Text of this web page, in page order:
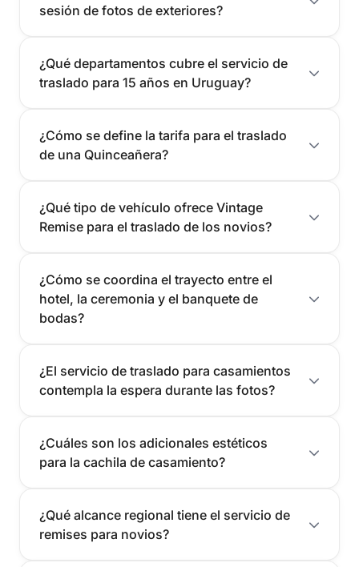
sesión de fotos de exteriores?
¿Qué departamentos cubre el servicio de
traslado para 15 años en Uruguay?
¿Cómo se define la tarifa para el traslado
de una Quinceañera?
¿Qué tipo de vehículo ofrece Vintage
Remise para el traslado de los novios?
¿Cómo se coordina el trayecto entre el
hotel, la ceremonia y el banquete de
bodas?
¿El servicio de traslado para casamientos
contempla la espera durante las fotos?
¿Cuáles son los adicionales estéticos
para la cachila de casamiento?
¿Qué alcance regional tiene el servicio de
remises para novios?